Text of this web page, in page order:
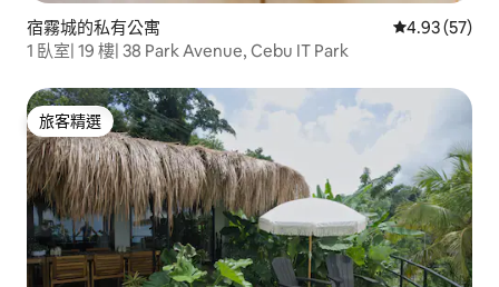
宿霧城的私有公寓 從 57 則評價
4.93 (57)
1 臥室| 19 樓| 38 Park Avenue, Cebu IT Park
旅客精選
旅客精選